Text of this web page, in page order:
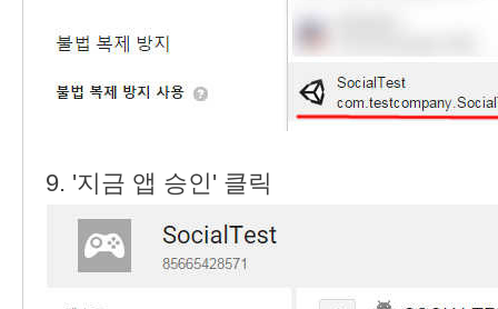
9. '지금 앱 승인' 클릭